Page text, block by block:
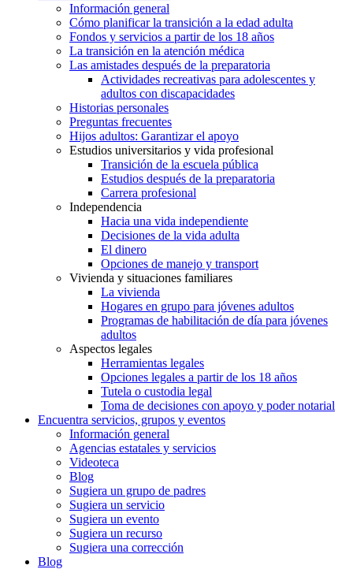
Información general
Cómo planificar la transición a la edad adulta
Fondos y servicios a partir de los 18 años
La transición en la atención médica
Las amistades después de la preparatoria
Actividades recreativas para adolescentes y
adultos con discapacidades
Historias personales
Preguntas frecuentes
Hijos adultos: Garantizar el apoyo
Estudios universitarios y vida profesional
Transición de la escuela pública
Estudios después de la preparatoria
Carrera profesional
Independencia
Hacia una vida independiente
Decisiones de la vida adulta
El dinero
Opciones de manejo y transport
Vivienda y situaciones familiares
La vivienda
Hogares en grupo para jóvenes adultos
Programas de habilitación de día para jóvenes
adultos
Aspectos legales
Herramientas legales
Opciones legales a partir de los 18 años
Tutela o custodia legal
Toma de decisiones con apoyo y poder notarial
Encuentra servicios, grupos y eventos
Información general
Agencias estatales y servicios
Videoteca
Blog
Sugiera un grupo de padres
Sugiera un servicio
Sugiera un evento
Sugiera un recurso
Sugiera una corrección
Blog